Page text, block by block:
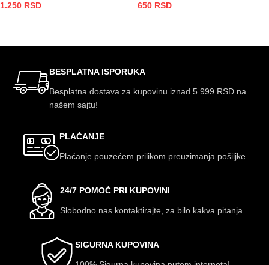
1.250 RSD 650 RSD
BESPLATNA ISPORUKA
Besplatna dostava za kupovinu iznad 5.999 RSD na
našem sajtu!
PLAĆANJE
Plaćanje pouzećem prilikom preuzimanja pošiljke
24/7 POMOĆ PRI KUPOVINI
Slobodno nas kontaktirajte, za bilo kakva pitanja.
SIGURNA KUPOVINA